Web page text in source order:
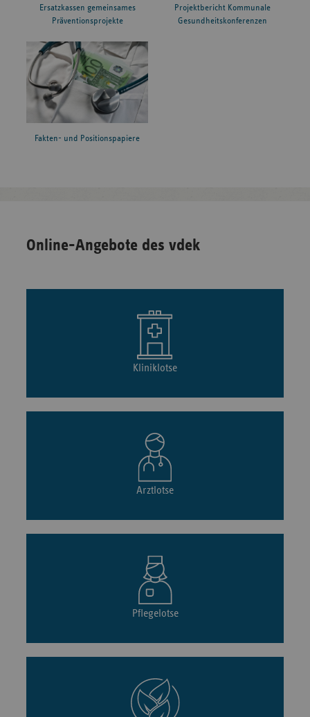
Ersatzkassen gemeinsames
Präventionsprojekte
Projektbericht Kommunale
Gesundheitskonferenzen
Fakten- und Positionspapiere
Online-Angebote des vdek
Kliniklotse
Arztlotse
Pflegelotse